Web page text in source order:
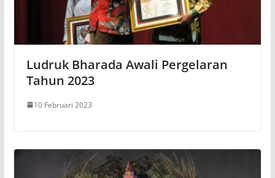
Ludruk Bharada Awali Pergelaran
Tahun 2023
10 Februari 2023